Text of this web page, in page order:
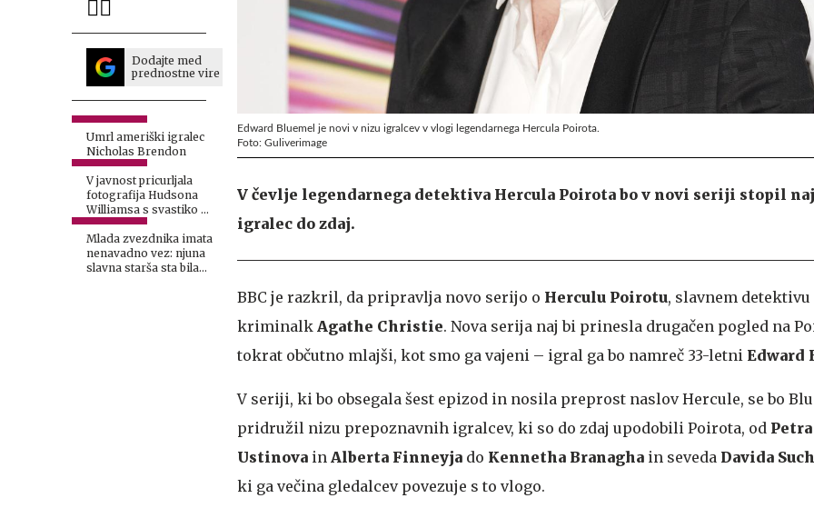
Dodajte med
prednostne vire
Umrl ameriški igralec
Nicholas Brendon
V javnost pricurljala
fotografija Hudsona
Williamsa s svastiko na
obrazu
Mlada zvezdnika imata
nenavadno vez: njuna
slavna starša sta bila
Edward Bluemel je novi v nizu igralcev v vlogi legendarnega Hercula Poirota.
Foto: Guliverimage
V čevlje legendarnega detektiva Hercula Poirota bo v novi seriji stopil
igralec do zdaj.
BBC je razkril, da pripravlja novo serijo o Herculu Poirotu, slavnem
kriminalk Agathe Christie. Nova serija naj bi prinesla drugačen pogled na
tokrat občutno mlajši, kot smo ga vajeni – igral ga bo namreč 33-letni Edward
V seriji, ki bo obsegala šest epizod in nosila preprost naslov Hercule, se bo
pridružil nizu prepoznavnih igralcev, ki so do zdaj upodobili Poirota, od Petra
Ustinova in Alberta Finneyja do Kennetha Branagha in seveda Davida
ki ga večina gledalcev povezuje s to vlogo.